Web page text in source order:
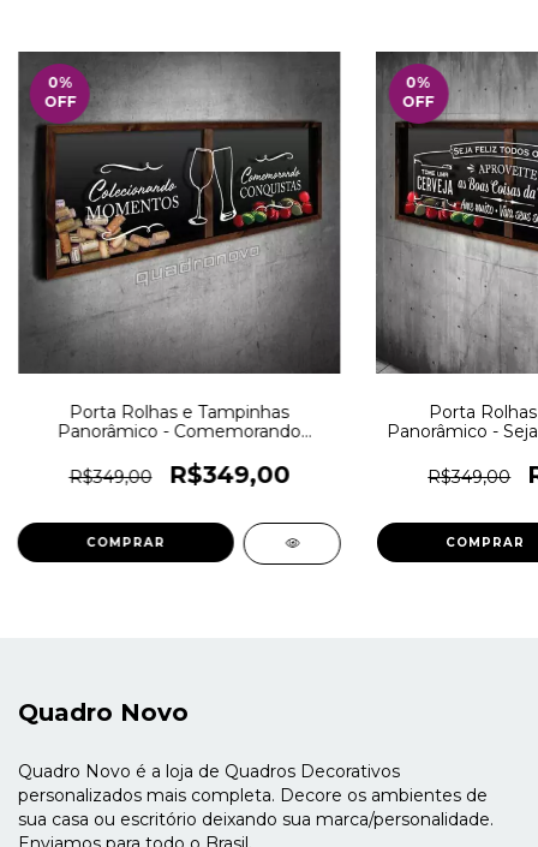
0%
OFF
Porta Rolhas e Tampinhas
Panorâmico - Comemorando
R$349,00
R$349,00
COMPRAR
0%
OFF
Porta
Panorâmico -
R$349,00
COMPRAR
Quadro Novo
Quadro Novo é a loja de Quadros Decorativos
personalizados mais completa. Decore os ambientes de
sua casa ou escritório deixando sua marca/personalidade.